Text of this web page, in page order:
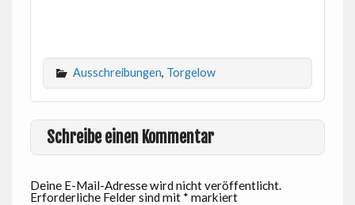
Ausschreibungen, Torgelow
Schreibe einen Kommentar
Deine E-Mail-Adresse wird nicht veröffentlicht.
Erforderliche Felder sind mit * markiert